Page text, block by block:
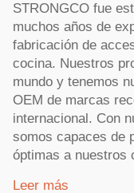
STRONGCO fue
muchos años de
fabricación de
cocina. Nuestros
mundo y tenemos
OEM de marcas
internacional. Con
somos capaces de
óptimas a nuestros
Leer más